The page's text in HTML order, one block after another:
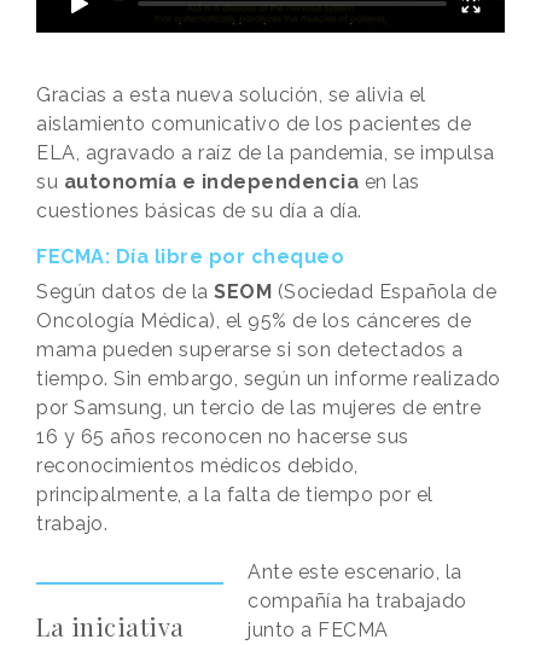
Gracias a esta nueva solución, se alivia el
aislamiento comunicativo de los pacientes de
ELA, agravado a raíz de la pandemia, se impulsa
su autonomía e independencia en las
cuestiones básicas de su día a día.
FECMA: Día libre por chequeo
Según datos de la SEOM (Sociedad Española de
Oncología Médica), el 95% de los cánceres de
mama pueden superarse si son detectados a
tiempo. Sin embargo, según un informe realizado
por Samsung, un tercio de las mujeres de entre
16 y 65 años reconocen no hacerse sus
reconocimientos médicos debido,
principalmente, a la falta de tiempo por el
trabajo.
La iniciativa
Ante este escenario, la
compañía ha trabajado
junto a FECMA